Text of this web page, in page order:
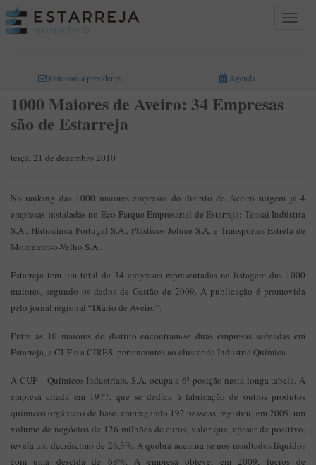
Toggle
Fale com a presidente Agenda
1000 Maiores de Aveiro: 34 Empresas
são de Estarreja
terça, 21 de dezembro 2010
No ranking das 1000 maiores empresas do distrito de Aveiro surgem já 4
empresas instaladas no Eco-Parque Empresarial de Estarreja: Tensai Indústria
S.A., Hidracinca Portugal S.A., Plásticos Joluce S.A. e Transportes Estrela de
Montemor-o-Velho S.A..
Estarreja tem um total de 34 empresas representadas na listagem das 1000
maiores, segundo os dados de Gestão de 2009. A publicação é promovida
pelo jornal regional “Diário de Aveiro”.
Entre as 10 maiores do distrito encontram-se duas empresas sedeadas em
Estarreja, a CUF e a CIRES, pertencentes ao cluster da Industria Química.
A CUF – Químicos Industriais, S.A. ocupa a 6ª posição nesta longa tabela. A
empresa criada em 1977, que se dedica à fabricação de outros produtos
químicos orgânicos de base, empregando 192 pessoas, registou, em 2009, um
volume de negócios de 126 milhões de euros, valor que, apesar de positivo,
revela um decréscimo de 26,3%. A quebra acentua-se nos resultados líquidos
com uma descida de 68%. A empresa obteve, em 2009, lucros de